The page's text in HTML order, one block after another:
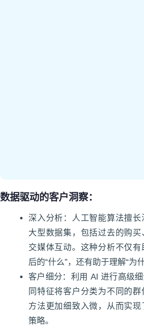
数据驱动的客户洞察：
深入分析：人工智能算法擅
大型数据集，包括过去的购
交媒体互动。这种分析不仅
后的“什么”，还有助于理解“为什
客户细分：利用 AI 进行高级
同特征将客户分类为不同的
方法更加细致入微，从而实
策略。